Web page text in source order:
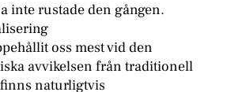
inte rustade den gången.
oss mest vid den
avvikelsen från traditionell
naturligtvis